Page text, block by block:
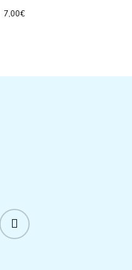
7,00€
instagram